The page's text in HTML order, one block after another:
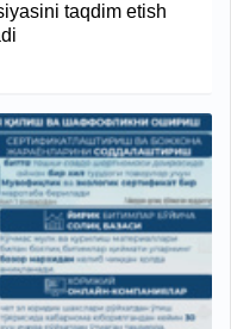
taqdim etish